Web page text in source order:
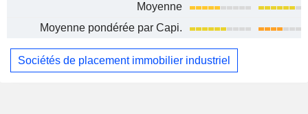
Moyenne
Moyenne pondérée par Capi.
Sociétés de placement immobilier industriel